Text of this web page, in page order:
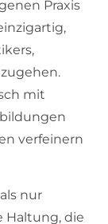
Praxis
mit
verfeinern
nur
Haltung, die